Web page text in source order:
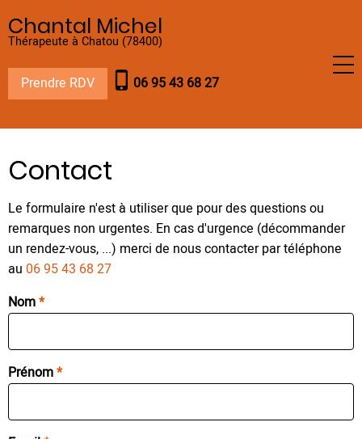
au
contenu
principal
Chantal Michel
Thérapeute à Chatou (78400)
Prendre RDV phone_iphone 06 95 43 68 27
Contact
Le formulaire n'est à utiliser que pour des questions ou
remarques non urgentes. En cas d'urgence (décommander
un rendez-vous, ...) merci de nous contacter par téléphone
au 06 95 43 68 27
Nom
Prénom